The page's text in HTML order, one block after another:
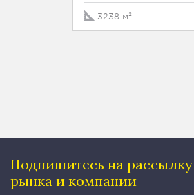
3238 м²
Подпишитесь на рассылку
рынка и компании